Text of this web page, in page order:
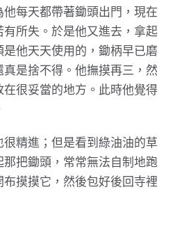
每天都帶著鋤頭出門，現在
所失。於是他又進去，拿起
他天天使用的，鋤柄早已磨
是捨不得。他撫摸再三，然
很妥當的地方。此時他覺得
精進；但是看到綠油油的草
把鋤頭，常常無法自制地跑
摸摸它，然後包好後回寺裡